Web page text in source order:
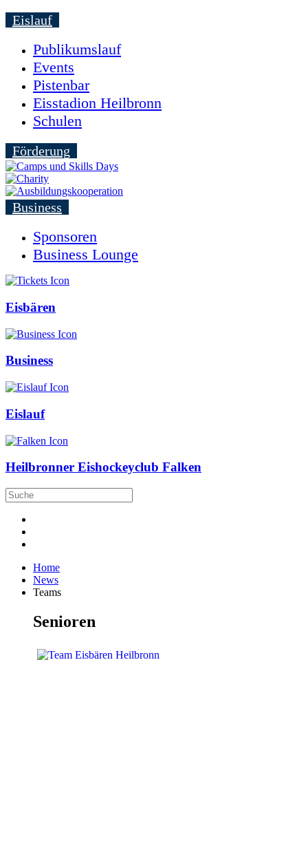
Eislauf
Publikumslauf
Events
Pistenbar
Eisstadion Heilbronn
Schulen
Förderung
Business
Sponsoren
Business Lounge
Eisbären
Business
Eislauf
Heilbronner Eishockeyclub Falken
Home
News
Teams
Senioren